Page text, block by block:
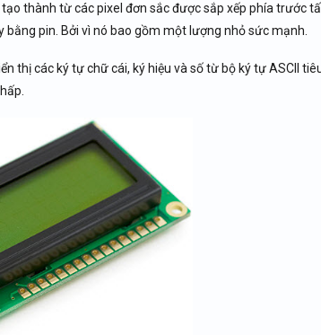
thành từ các pixel đơn sắc được sắp xếp phía trước
pin. Bởi vì nó bao gồm một lượng nhỏ sức mạnh.
thị các ký tự chữ cái, ký hiệu và số từ bộ ký tự ASCII